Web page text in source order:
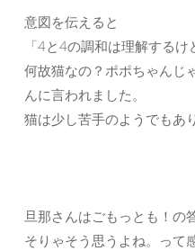
意図を伝えると
「4と4の調和は理解するけ
何故猫なの？ポポちゃんじ
んに言われました。
猫は少し苦手のようでもあ
旦那さんはごもっとも！の
そりゃそう思うよね。って